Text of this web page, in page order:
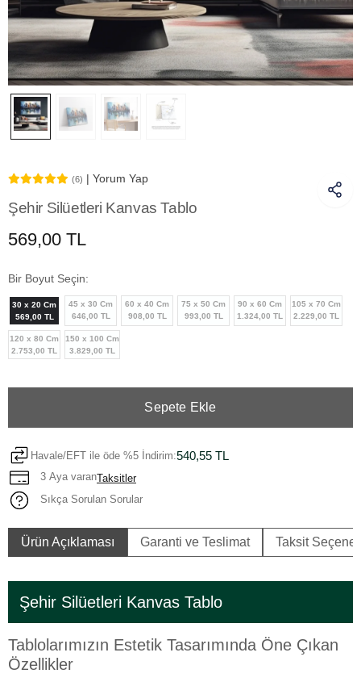
(6) | Yorum Yap
Şehir Silüetleri Kanvas Tablo
569,00 TL
Bir Boyut Seçin:
30 x 20 Cm
569,00 TL
45 x 30 Cm
646,00 TL
60 x 40 Cm
908,00 TL
75 x 50 Cm
993,00 TL
90 x 60 Cm
1.324,00 TL
105 x 70 Cm
2.229,00 TL
120 x 80 Cm
2.753,00 TL
150 x 100 Cm
3.829,00 TL
Sepete Ekle
Havale/EFT ile öde %5 İndirim:540,55 TL
3 Aya varanTaksitler
Sıkça Sorulan Sorular
Ürün Açıklaması Garanti ve Teslimat Taksit
Şehir Silüetleri Kanvas Tablo
Tablolarımızın Estetik Tasarımında Öne Çıkan
Özellikler